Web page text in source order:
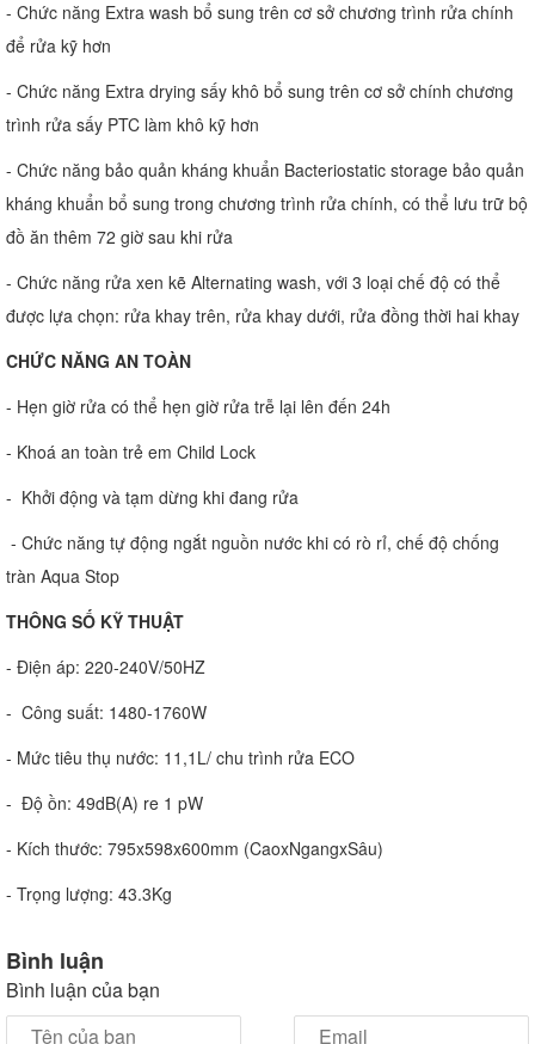
- Chức năng Extra wash bổ sung trên cơ sở chương trình rửa chính
để rửa kỹ hơn
- Chức năng Extra drying sấy khô bổ sung trên cơ sở chính chương
trình rửa sấy PTC làm khô kỹ hơn
- Chức năng bảo quản kháng khuẩn Bacteriostatic storage bảo quản
kháng khuẩn bổ sung trong chương trình rửa chính, có thể lưu trữ bộ
đồ ăn thêm 72 giờ sau khi rửa
- Chức năng rửa xen kẽ Alternating wash, với 3 loại chế độ có thể
được lựa chọn: rửa khay trên, rửa khay dưới, rửa đồng thời hai khay
CHỨC NĂNG AN TOÀN
- Hẹn giờ rửa có thể hẹn giờ rửa trễ lại lên đến 24h
- Khoá an toàn trẻ em Child Lock
- Khởi động và tạm dừng khi đang rửa
- Chức năng tự động ngắt nguồn nước khi có rò rỉ, chế độ chống
tràn Aqua Stop
THÔNG SỐ KỸ THUẬT
- Điện áp: 220-240V/50HZ
- Công suất: 1480-1760W
- Mức tiêu thụ nước: 11,1L/ chu trình rửa ECO
- Độ ồn: 49dB(A) re 1 pW
- Kích thước: 795x598x600mm (CaoxNgangxSâu)
- Trọng lượng: 43.3Kg
Bình luận
Bình luận của bạn